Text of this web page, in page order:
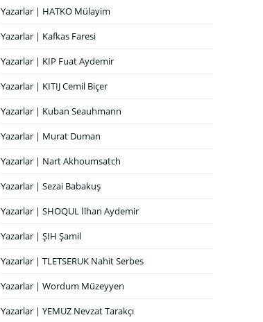
Yazarlar | HATKO Mülayim
Yazarlar | Kafkas Faresi
Yazarlar | KIP Fuat Aydemir
Yazarlar | KITIJ Cemil Biçer
Yazarlar | Kuban Seauhmann
Yazarlar | Murat Duman
Yazarlar | Nart Akhoumsatch
Yazarlar | Sezai Babakuş
Yazarlar | SHOQUL İlhan Aydemir
Yazarlar | ŞIH Şamil
Yazarlar | TLETSERUK Nahit Serbes
Yazarlar | Wordum Müzeyyen
Yazarlar | YEMUZ Nevzat Tarakçı